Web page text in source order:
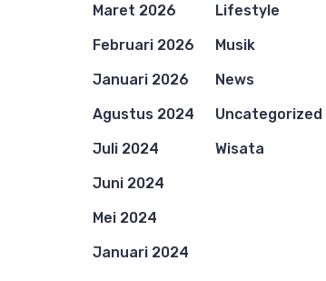
Maret 2026
Februari 2026
Januari 2026
Agustus 2024
Juli 2024
Juni 2024
Mei 2024
Januari 2024
Lifestyle
Musik
News
Uncategorized
Wisata